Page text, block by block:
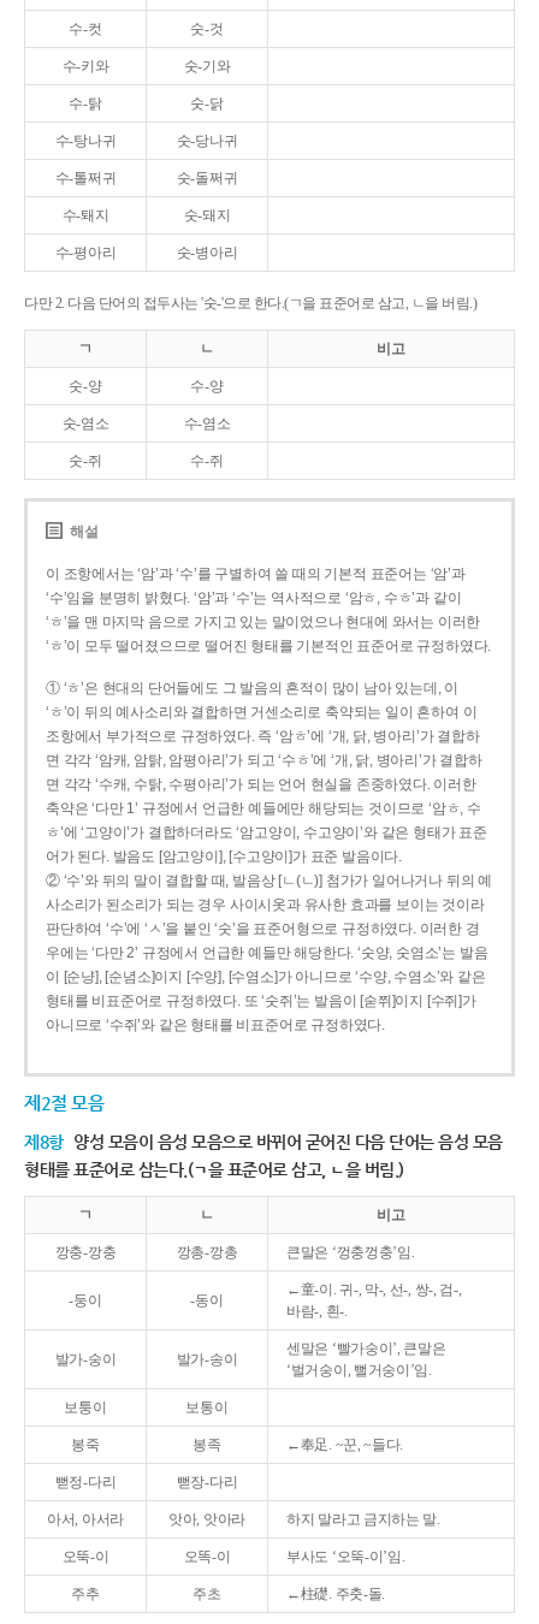
수-컷 숫-것
수-키와 숫-기와
수-탉 숫-닭
수-탕나귀 숫-당나귀
수-톨쩌귀 숫-돌쩌귀
수-퇘지 숫-돼지
수-평아리 숫-병아리
다만 2. 다음 단어의 접두사는 '숫-'으로 한다.(ㄱ을 표준어로 삼고, ㄴ을 버림.)
ㄱ ㄴ 비고
숫-양 수-양
숫-염소 수-염소
숫-쥐 수-쥐
해설
이 조항에서는 ‘암’과 ‘수’를 구별하여 쓸 때의 기본적 표준어는 ‘암’과
‘수’임을 분명히 밝혔다. ‘암’과 ‘수’는 역사적으로 ‘암ㅎ, 수ㅎ’과 같이
‘ㅎ’을 맨 마지막 음으로 가지고 있는 말이었으나 현대에 와서는 이러한
‘ㅎ’이 모두 떨어졌으므로 떨어진 형태를 기본적인 표준어로 규정하였다.
① ‘ㅎ’은 현대의 단어들에도 그 발음의 흔적이 많이 남아 있는데, 이
‘ㅎ’이 뒤의 예사소리와 결합하면 거센소리로 축약되는 일이 흔하여 이
조항에서 부가적으로 규정하였다. 즉 ‘암ㅎ’에 ‘개, 닭, 병아리’가 결합하
면 각각 ‘암캐, 암탉, 암평아리’가 되고 ‘수ㅎ’에 ‘개, 닭, 병아리’가 결합하
면 각각 ‘수캐, 수탉, 수평아리’가 되는 언어 현실을 존중하였다. 이러한
축약은 ‘다만 1’ 규정에서 언급한 예들에만 해당되는 것이므로 ‘암ㅎ, 수
ㅎ’에 ‘고양이’가 결합하더라도 ‘암고양이, 수고양이’와 같은 형태가 표준
어가 된다. 발음도 [암고양이], [수고양이]가 표준 발음이다.
② ‘수’와 뒤의 말이 결합할 때, 발음상 [ㄴ(ㄴ)] 첨가가 일어나거나 뒤의 예
사소리가 된소리가 되는 경우 사이시옷과 유사한 효과를 보이는 것이라
판단하여 ‘수’에 ‘ㅅ’을 붙인 ‘숫’을 표준어형으로 규정하였다. 이러한 경
우에는 ‘다만 2’ 규정에서 언급한 예들만 해당한다. ‘숫양, 숫염소’는 발음
이 [순냥], [순념소]이지 [수양], [수염소]가 아니므로 ‘수양, 수염소’와 같은
형태를 비표준어로 규정하였다. 또 ‘숫쥐’는 발음이 [숟쮜]이지 [수쥐]가
아니므로 ‘수쥐’와 같은 형태를 비표준어로 규정하였다.
제2절 모음
제8항 양성 모음이 음성 모음으로 바뀌어 굳어진 다음 단어는 음성 모음
형태를 표준어로 삼는다.(ㄱ을 표준어로 삼고, ㄴ을 버림.)
ㄱ ㄴ 비고
깡충-깡충 깡총-깡총 큰말은 ‘껑충껑충’임.
-둥이 -동이
←童-이. 귀-, 막-, 선-, 쌍-, 검-,
바람-, 흰-.
발가-숭이 발가-송이
센말은 ‘빨가숭이’, 큰말은
‘벌거숭이, 뻘거숭이’임.
보퉁이 보통이
봉죽 봉족 ←奉足. ~꾼, ~들다.
뻗정-다리 뻗장-다리
아서, 아서라 앗아, 앗아라 하지 말라고 금지하는 말.
오뚝-이 오똑-이 부사도 ‘오뚝-이’임.
주추 주초 ←柱礎. 주춧-돌.